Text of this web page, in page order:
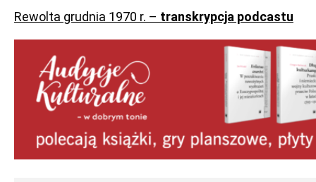
Rewolta grudnia 1970 r. – transkrypcja podcastu